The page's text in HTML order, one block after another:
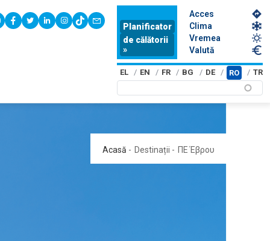
youtubefacebook
twitterlinkedininstagram
tiktokcontact
Planificator
de călătorii
»
Acces
Clima
Vremea
Valută
EL EN FR BG DE RO TR
Acasă - Destinații - ΠΕ Έβρου